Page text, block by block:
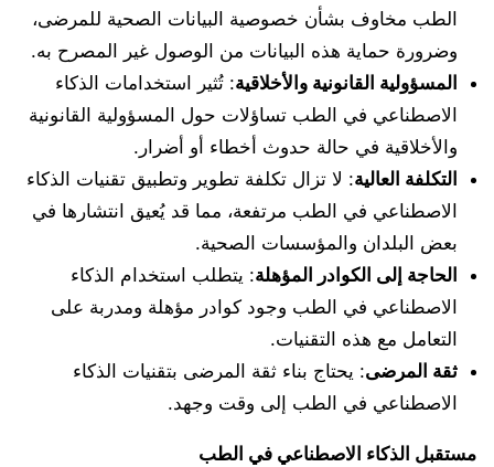
الطب مخاوف بشأن خصوصية البيانات الصحية للمرضى،
وضرورة حماية هذه البيانات من الوصول غير المصرح به.
المسؤولية القانونية والأخلاقية: تُثير استخدامات الذكاء
الاصطناعي في الطب تساؤلات حول المسؤولية القانونية
والأخلاقية في حالة حدوث أخطاء أو أضرار.
التكلفة العالية: لا تزال تكلفة تطوير وتطبيق تقنيات الذكاء
الاصطناعي في الطب مرتفعة، مما قد يُعيق انتشارها في
بعض البلدان والمؤسسات الصحية.
الحاجة إلى الكوادر المؤهلة: يتطلب استخدام الذكاء
الاصطناعي في الطب وجود كوادر مؤهلة ومدربة على
التعامل مع هذه التقنيات.
ثقة المرضى: يحتاج بناء ثقة المرضى بتقنيات الذكاء
الاصطناعي في الطب إلى وقت وجهد.
مستقبل الذكاء الاصطناعي في الطب